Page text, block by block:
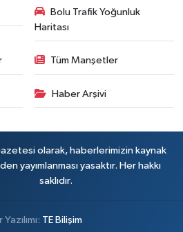
Bolu Trafik Yoğunluk
Haritası
Tüm Manşetler
Haber Arşivi
olarak, haberlerimizin kaynak
yayımlanması yasaktır. Her hakkı
saklıdır.
TE Bilişim